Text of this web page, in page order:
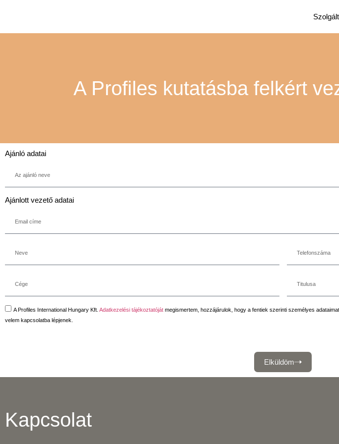
A Profiles kutatásba felkért
Ajánló adatai
Ajánlott vezető adatai
A Profiles International Hungary Kft. Adatkezelési tájékoztatóját megismertem, hozzájárulok, hogy a fentiek szerinti személyes
velem kapcsolatba lépjenek.
Elküldöm
Kapcsolat